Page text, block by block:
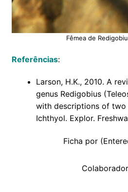
Fêmea de
Referências:
Larson, H.K., 2010. A
genus Redigobius
with descriptions of two
Ichthyol. Explor.
Ficha por